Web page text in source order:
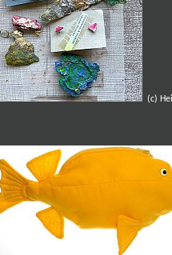
(c)